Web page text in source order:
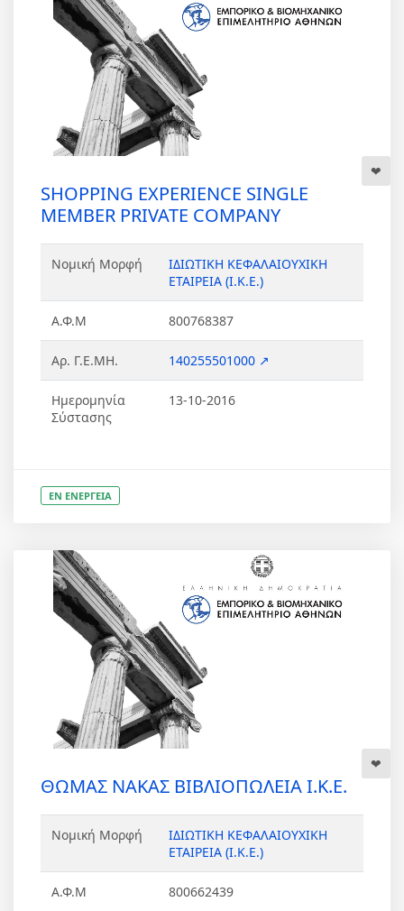
SHOPPING EXPERIENCE SINGLE
MEMBER PRIVATE COMPANY
Νομική Μορφή
ΙΔΙΩΤΙΚΗ ΚΕΦΑΛΑΙΟΥΧΙΚΗ
ΕΤΑΙΡΕΙΑ (Ι.Κ.Ε.)
Α.Φ.Μ 800768387
Αρ. Γ.Ε.ΜΗ. 140255501000 ↗
Ημερομηνία
Σύστασης
13-10-2016
ΕΝ ΕΝΕΡΓΕΙΑ
ΘΩΜΑΣ ΝΑΚΑΣ ΒΙΒΛΙΟΠΩΛΕΙΑ Ι.Κ.Ε.
Νομική Μορφή
ΙΔΙΩΤΙΚΗ ΚΕΦΑΛΑΙΟΥΧΙΚΗ
ΕΤΑΙΡΕΙΑ (Ι.Κ.Ε.)
Α.Φ.Μ 800662439